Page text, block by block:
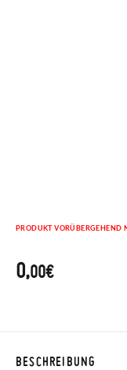
PRODUKT VORÜBERGEHEND
0,00€
BESCHREIBUNG